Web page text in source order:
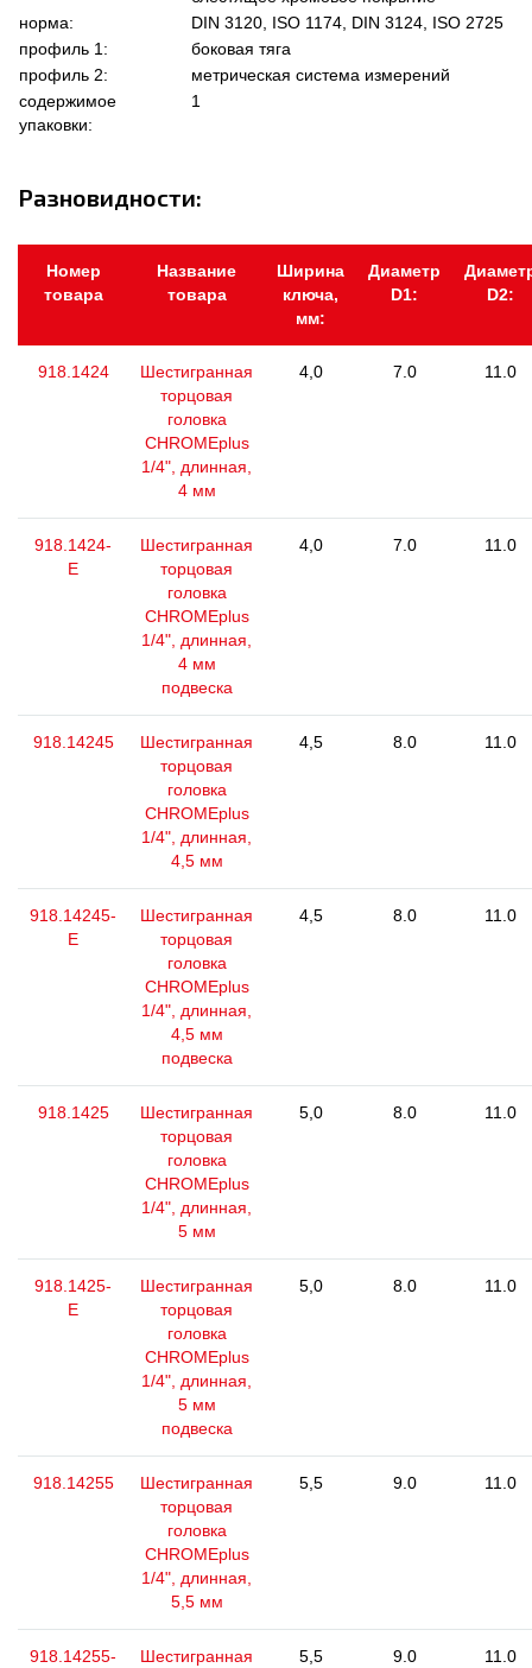
норма:
DIN 3120, ISO 1174, DIN 3124, ISO 2725
профиль 1:
боковая тяга
профиль 2:
метрическая система измерений
содержимое
упаковки:
1
Разновидности:
Номер
товара
Название
товара
Ширина
ключа,
мм:
Диаметр
D1:
D2:
918.1424
Шестигранная
торцовая
головка
CHROMEplus
1/4", длинная,
4 мм
4,0 7.0 11.0
918.1424-
E
Шестигранная
торцовая
головка
CHROMEplus
1/4", длинная,
4 мм
подвеска
4,0 7.0 11.0
918.14245
Шестигранная
торцовая
головка
CHROMEplus
1/4", длинная,
4,5 мм
4,5 8.0 11.0
918.14245-
E
Шестигранная
торцовая
головка
CHROMEplus
1/4", длинная,
4,5 мм
подвеска
4,5 8.0 11.0
918.1425
Шестигранная
торцовая
головка
CHROMEplus
1/4", длинная,
5 мм
5,0 8.0 11.0
918.1425-
E
Шестигранная
торцовая
головка
CHROMEplus
1/4", длинная,
5 мм
подвеска
5,0 8.0 11.0
918.14255
Шестигранная
торцовая
головка
CHROMEplus
1/4", длинная,
5,5 мм
5,5 9.0 11.0
918.14255-
Шестигранная
5,5 9.0 11.0